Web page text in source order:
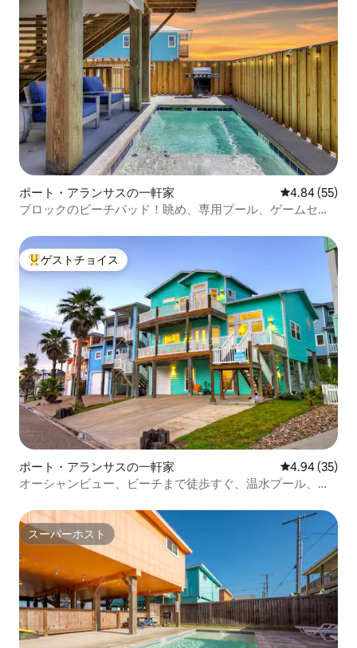
ポート・アランサスの一軒家 レビュー55
4.84 (55)
ブロックのビーチパッド！眺め、専用プール、ゲームセン
大好評のゲストチョイスです。
ゲストチョイス
ポート・アランサスの一軒家 レビュー35
4.94 (35)
オーシャンビュー、ビーチまで徒歩すぐ、温水プール、デ
スーパーホスト
スーパーホスト